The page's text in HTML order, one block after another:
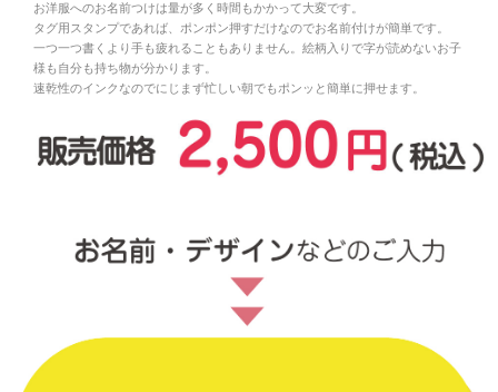
お洋服へのお名前つけは量が多く時間もかかって大変です。
タグ用スタンプであれば、ポンポン押すだけなのでお名前付けが簡単です。
一つ一つ書くより手も疲れることもありません。絵柄入りで字が読めないお子
様も自分も持ち物が分かります。
速乾性のインクなのでにじまず忙しい朝でもポンッと簡単に押せます。